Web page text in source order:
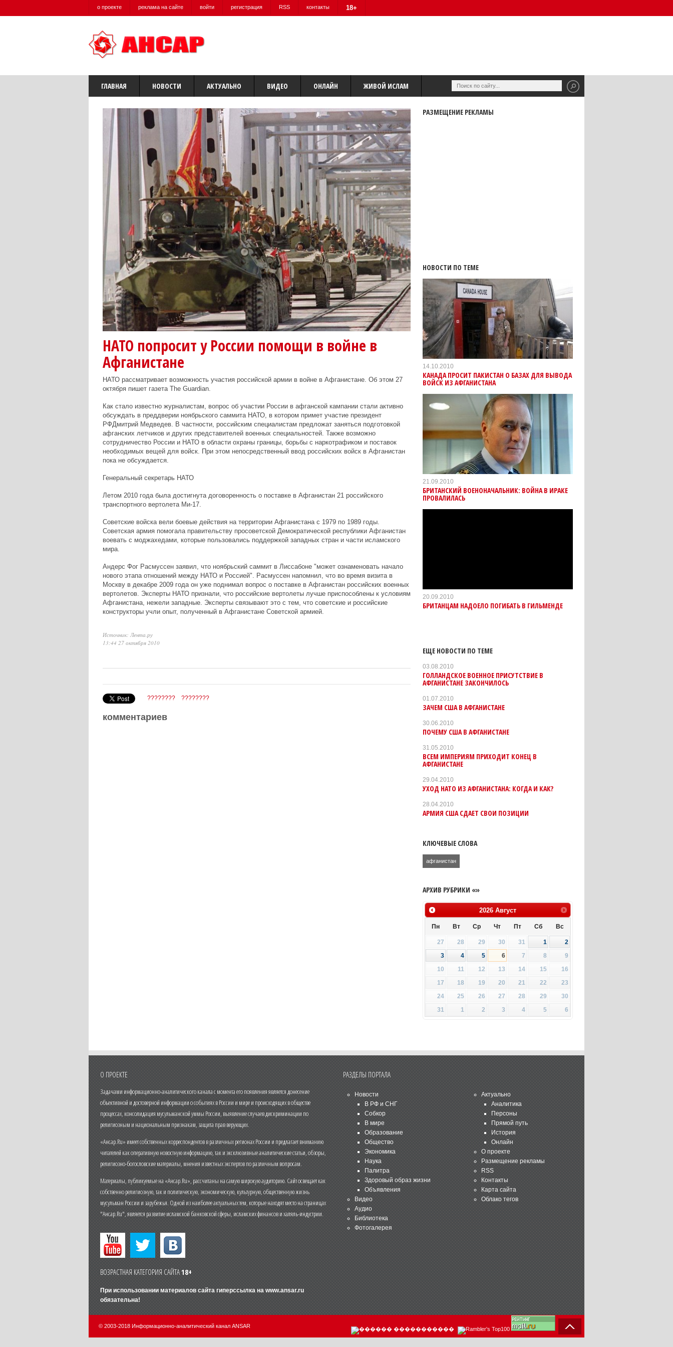
о проекте реклама на сайте войти регистрация RSS контакты 18+
ГЛАВНАЯ НОВОСТИ АКТУАЛЬНО ВИДЕО ОНЛАЙН ЖИВОЙ ИСЛАМ
НАТО попросит у России помощи в войне в
Афганистане
НАТО рассматривает возможность участия российской армии в войне в Афганистане. Об этом 27
октября пишет газета The Guardian.
Как стало известно журналистам, вопрос об участии России в афганской кампании стали активно
обсуждать в преддверии ноябрьского саммита НАТО, в котором примет участие президент
РФДмитрий Медведев. В частности, российским специалистам предложат заняться подготовкой
афганских летчиков и других представителей военных специальностей. Также возможно
сотрудничество России и НАТО в области охраны границы, борьбы с наркотрафиком и поставок
необходимых вещей для войск. При этом непосредственный ввод российских войск в Афганистан
пока не обсуждается.
Генеральный секретарь НАТО
Летом 2010 года была достигнута договоренность о поставке в Афганистан 21 российского
транспортного вертолета Ми-17.
Советские войска вели боевые действия на территории Афганистана с 1979 по 1989 годы.
Советская армия помогала правительству просоветской Демократической республики Афганистан
воевать с моджахедами, которые пользовались поддержкой западных стран и части исламского
мира.
Андерс Фог Расмуссен заявил, что ноябрьский саммит в Лиссабоне "может ознаменовать начало
нового этапа отношений между НАТО и Россией". Расмуссен напомнил, что во время визита в
Москву в декабре 2009 года он уже поднимал вопрос о поставке в Афганистан российских военных
вертолетов. Эксперты НАТО признали, что российские вертолеты лучше приспособлены к условиям
Афганистана, нежели западные. Эксперты связывают это с тем, что советские и российские
конструкторы учли опыт, полученный в Афганистане Советской армией.
Источник: Лента.ру
13:44 27 октября 2010
???????? ????????
комментариев
РАЗМЕЩЕНИЕ РЕКЛАМЫ
НОВОСТИ ПО ТЕМЕ
14.10.2010
КАНАДА ПРОСИТ ПАКИСТАН О БАЗАХ ДЛЯ ВЫВОДА
ВОЙСК ИЗ АФГАНИСТАНА
21.09.2010
БРИТАНСКИЙ ВОЕНОНАЧАЛЬНИК: ВОЙНА В ИРАКЕ
ПРОВАЛИЛАСЬ
20.09.2010
БРИТАНЦАМ НАДОЕЛО ПОГИБАТЬ В ГИЛЬМЕНДЕ
ЕЩЕ НОВОСТИ ПО ТЕМЕ
03.08.2010
ГОЛЛАНДСКОЕ ВОЕННОЕ ПРИСУТСТВИЕ В
АФГАНИСТАНЕ ЗАКОНЧИЛОСЬ
01.07.2010
ЗАЧЕМ США В АФГАНИСТАНЕ
30.06.2010
ПОЧЕМУ США В АФГАНИСТАНЕ
31.05.2010
ВСЕМ ИМПЕРИЯМ ПРИХОДИТ КОНЕЦ В
АФГАНИСТАНЕ
29.04.2010
УХОД НАТО ИЗ АФГАНИСТАНА: КОГДА И КАК?
28.04.2010
АРМИЯ США СДАЕТ СВОИ ПОЗИЦИИ
КЛЮЧЕВЫЕ СЛОВА
афганистан
АРХИВ РУБРИКИ «»
2026 Август
Пн Вт Ср Чт Пт Сб Вс
27 28 29 30 31 1
2
3
4 5 6 7 8
9
10
11 12 13 14 15
16
17
18 19 20 21 22
23
24
25 26 27 28 29
30
31
1 2 3 4 5 6
О ПРОЕКТЕ
Задачами информационно-аналитического канала с момента его появления является донесение
объективной и достоверной информации о событиях в России и мире и происходящих в обществе
процессах, консолидация мусульманской уммы России, выявление случаев дискриминации по
религиозным и национальным признакам, защита прав верующих.
«Ансар.Ru» имеет собственных корреспондентов в различных регионах России и предлагает вниманию
читателей как оперативную новостную информацию, так и эксклюзивные аналитические статьи, обзоры,
религиозно-богословские материалы, мнения известных экспертов по различным вопросам.
Материалы, публикуемые на «Ансар.Ru», рассчитаны на самую широкую аудиторию. Сайт освещает как
собственно религиозную, так и политическую, экономическую, культурную, общественную жизнь
мусульман России и зарубежья. Одной из наиболее актуальных тем, которые находят место на страницах
"Ансар.Ru", является развитие исламской банковской сферы, исламских финансов и халяль-индустрии.
ВОЗРАСТНАЯ КАТЕГОРИЯ САЙТА18+
При использовании материалов сайта гиперссылка на www.ansar.ru
обязательна!
РАЗДЕЛЫ ПОРТАЛА
Новости
В РФ и СНГ
Собкор
В мире
Образование
Общество
Экономика
Наука
Палитра
Здоровый образ жизни
Объявления
Видео
Аудио
Библиотека
Фотогалерея
Актуально
Аналитика
Персоны
Прямой путь
История
Онлайн
О проекте
Размещение рекламы
RSS
Контакты
Карта сайта
Облако тегов
© 2003-2018 Информационно-аналитический канал ANSAR